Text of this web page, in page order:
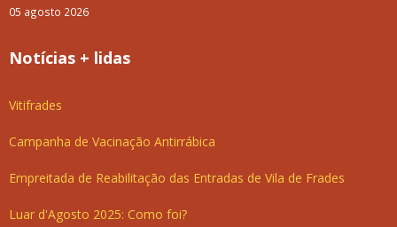
05 agosto 2026
Notícias + lidas
Vitifrades
Campanha de Vacinação Antirrábica
Empreitada de Reabilitação das Entradas de Vila de Frades
Luar d'Agosto 2025: Como foi?